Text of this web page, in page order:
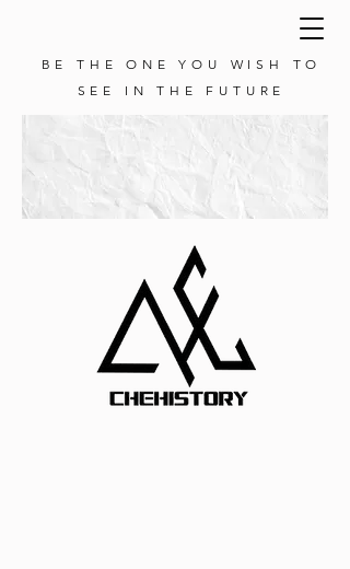
BE THE ONE YOU WISH TO
SEE IN THE FUTURE